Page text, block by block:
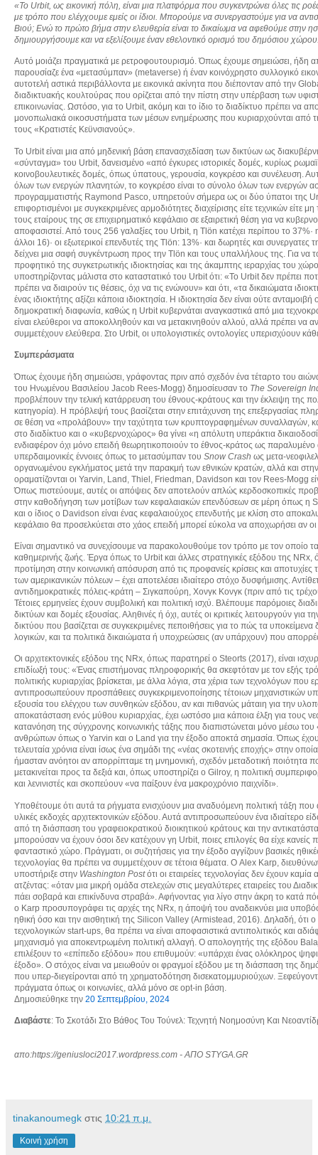
«Το Urbit, ως εικονική πόλη, είναι μια πλατφόρμα που συγκεντρώνει όλες τις
με τρόπο που ελέγχουμε εμείς οι ίδιοι. Μπορούμε να συνεργαστούμε για να
Βιού; Ενώ το πρώτο βήμα στην ελευθερία είναι το δικαίωμα να αφεθούμε στην
δημιουργήσουμε και να εξελίξουμε έναν εθελοντικό ορισμό του δημόσιου
Αυτό μοιάζει πραγματικά με ρετροφουτουρισμό. Όπως έχουμε σημειώσει, ήδη
παρουσίαζε ένα «μετασύμπαν» (metaverse) ή έναν κοινόχρηστο συλλογικό
αυτοτελή αστικά περιβάλλοντα με εικονικά ακίνητα που διέπονταν από την
διαδικτυακής κουλτούρας που ορίζεται από την πίστη στην υπέρβαση των
επικοινωνίας. Ωστόσο, για το Urbit, ακόμη και το ίδιο το διαδίκτυο πρέπει να
μονοπωλιακά οικοσυστήματα των μέσων ενημέρωσης που κυριαρχούνται από
τους «Κρατιστές Κεϋνσιανούς».
Το Urbit είναι μια από μηδενική βάση επανασχεδίαση των δικτύων ως
«σύνταγμα» του Urbit, δανεισμένο «από έγκυρες ιστορικές δομές, κυρίως
κοινοβουλευτικές δομές, όπως ύπατους, γερουσία, κογκρέσο και συνέλευση.
όλων των ενεργών πλανητών, το κογκρέσο είναι το σύνολο όλων των ενεργών
προγραμματιστής Raymond Pasco, υπηρετούν σήμερα ως οι δύο ύπατοι της
επιφορτισμένοι με συγκεκριμένες αρμοδιότητες διαχείρισης είτε τεχνικών
τους εταίρους της σε επιχειρηματικό κεφάλαιο σε εξαιρετική θέση για να
αποφασιστεί. Από τους 256 γαλαξίες του Urbit, η Tlön κατέχει περίπου το 37%·
άλλοι 16)· οι εξωτερικοί επενδυτές της Tlön: 13%· και δωρητές και
δείχνει μια σαφή συγκέντρωση προς την Tlön και τους υπαλλήλους της. Για
προφητικό της συγκετρωτικής ιδιοκτησίας και της άκαμπτης ιεραρχίας του
υποστηρίζοντας μάλιστα στο καταστατικό του Urbit ότι: «Το Urbit δεν πρέπει
πρέπει να διαιρούν τις θέσεις, όχι να τις ενώνουν» και ότι, «τα δικαιώματα
ένας ιδιοκτήτης αξίζει κάποια ιδιοκτησία. Η ιδιοκτησία δεν είναι ούτε
δημοκρατική διαφωνία, καθώς η Urbit κυβερνάται αναγκαστικά από μια
είναι ελεύθεροι να αποκολληθούν και να μετακινηθούν αλλού, αλλά πρέπει
συμμετέχουν ελεύθερα. Στο Urbit, οι υπολογιστικές οντολογίες υπερισχύουν
Συμπεράσματα
Όπως έχουμε ήδη σημειώσει, γράφοντας πριν από σχεδόν ένα τέταρτο του
του Ηνωμένου Βασιλείου Jacob Rees-Mogg) δημοσίευσαν το The Sovereign
προβλέπουν την τελική κατάρρευση του έθνους-κράτους και την έκλειψη της
κατηγορία). Η πρόβλεψή τους βασίζεται στην επιτάχυνση της επεξεργασίας
σε θέση να «προλάβουν» την ταχύτητα των κρυπτογραφημένων συναλλαγών,
στο διαδίκτυο και ο «κυβερνοχώρος» θα γίνει «η απόλυτη υπεράκτια
ενδιαφέρον όχι μόνο επειδή θεωρητικοποιούν το έθνος-κράτος ως παραλυμένο
υπερδαιμονικές έννοιες όπως το μετασύμπαν του Snow Crash ως μετα-
οργανωμένου εγκλήματος μετά την παρακμή των εθνικών κρατών, αλλά και
οραματίζονται οι Yarvin, Land, Thiel, Friedman, Davidson και τον Rees-Mogg
Όπως πιστεύουμε, αυτές οι απόψεις δεν αποτελούν απλώς κερδοσκοπικές
στην καθοδήγηση των μοτίβων των κεφαλαιακών επενδύσεων σε μέρη όπως
και ο ίδιος ο Davidson είναι ένας κεφαλαιούχος επενδυτής με κλίση στο
κεφάλαιο θα προσελκύεται στο χάος επειδή μπορεί εύκολα να αποχωρήσει αν
Είναι σημαντικό να συνεχίσουμε να παρακολουθούμε τον τρόπο με τον οποίο
καθημερινής ζωής. Έργα όπως το Urbit και άλλες στρατηγικές εξόδου της
προτίμηση στην κοινωνική απόσυρση από τις προφανείς κρίσεις και
των αμερικανικών πόλεων – έχει αποτελέσει ιδιαίτερο στόχο δυσφήμισης.
αντιδημοκρατικές πόλεις-κράτη – Σιγκαπούρη, Χονγκ Κονγκ (πριν από τις
Τέτοιες ερμηνείες έχουν συμβολική και πολιτική ισχύ. Βλέπουμε παρόμοιες
δικτύων και δομές εξουσίας. Αληθινές ή όχι, αυτές οι κριτικές λειτουργούν
δικτύου που βασίζεται σε συγκεκριμένες πεποιθήσεις για το πώς τα
λογικών, και τα πολιτικά δικαιώματα ή υποχρεώσεις (αν υπάρχουν) που
Οι αρχιτεκτονικές εξόδου της NRx, όπως παρατηρεί ο Steorts (2017), είναι
επιδίωξή τους: «Ένας επιστήμονας πληροφορικής θα σκεφτόταν με τον εξής
πολιτικής κυριαρχίας βρίσκεται, με άλλα λόγια, στα χέρια των τεχνολόγων
αντιπροσωπεύουν προσπάθειες συγκεκριμενοποίησης τέτοιων μηχανιστικών
εξουσία του ελέγχου των συνθηκών εξόδου, αν και πιθανώς μάταιη για την
αποκατάσταση ενός μύθου κυριαρχίας, έχει ωστόσο μια κάποια έλξη για τους
κατανόηση της σύγχρονης κοινωνικής τάξης που διαπιστώνεται μόνο μέσω
ανθρώπων όπως ο Yarvin και ο Land για την έξοδο αποκτά σημασία. Όπως
τελευταία χρόνια είναι ίσως ένα σημάδι της «νέας σκοτεινής εποχής» στην
ήμασταν ανόητοι αν απορρίπταμε τη μνημονική, σχεδόν μεταδοτική
μετακινείται προς τα δεξιά και, όπως υποστηρίζει ο Gilroy, η πολιτική
και λενινιστές και σκοπεύουν «να παίξουν ένα μακροχρόνιο παιχνίδι».
Υποθέτουμε ότι αυτά τα ρήγματα ενισχύουν μια αναδυόμενη πολιτική τάξη
υλικές εκδοχές αρχιτεκτονικών εξόδου. Αυτά αντιπροσωπεύουν ένα ιδιαίτερο
από τη διάσπαση του γραφειοκρατικού διοικητικού κράτους και την
μπορούσαν να έχουν όσοι δεν κατέχουν γη Urbit, ποιες επιλογές θα είχε κανείς
φανταστικό χώρο. Πράγματι, οι συζητήσεις για την έξοδο αγγίζουν βασικές
τεχνολογίας θα πρέπει να συμμετέχουν σε τέτοια θέματα. Ο Alex Karp,
υποστήριξε στην Washington Postότι οι εταιρείες τεχνολογίας δεν έχουν
ατζέντας: «όταν μια μικρή ομάδα στελεχών στις μεγαλύτερες εταιρείες του
πάει σοβαρά και επικίνδυνα στραβά». Αφήνοντας για λίγο στην άκρη το κατά
ο Karp προσυπογράφει τις αρχές της NRx, η άποψή του αναδεικνύει μια
ηθική όσο και την αισθητική της Silicon Valley (Armistead, 2016). Δηλαδή, ότι ο
τεχνολογικών start-ups, θα πρέπει να είναι αποφασιστικά αντιπολιτικός και
μηχανισμό για αποκεντρωμένη πολιτική αλλαγή. Ο απολογητής της εξόδου
επιλέξουν το «επίπεδο εξόδου» που επιθυμούν: «υπάρχει ένας ολόκληρος
έξοδο». Ο στόχος είναι να μειωθούν οι φραγμοί εξόδου με τη διάσπαση της
που υπερ-διεγείρονται από τη χρηματοδότηση δισεκατομμυριούχων.
πράγματα όπως οι κοινωνίες, αλλά μόνο σε opt-in βάση.
Δημοσιεύθηκε την 20 Σεπτεμβρίου, 2024
Διαβάστε: Το Σκοτάδι Στο Βάθος Του Τούνελ: Τεχνητή Νοημοσύνη Και
απο:https://geniusloci2017.wordpress.com - ΑΠΟ STYGA.GR
tinakanoumegk στις 10:21 π.μ.
Κοινή χρήση